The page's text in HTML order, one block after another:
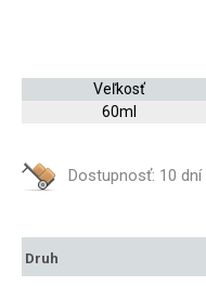
Veľkosť
60ml
Dostupnosť: 10 dní
Druh